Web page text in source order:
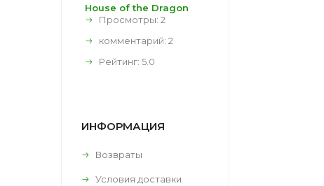
House of the Dragon
Просмотры: 2
комментарий: 2
Рейтинг: 5.0
ИНФОРМАЦИЯ
Возвраты
Условия доставки